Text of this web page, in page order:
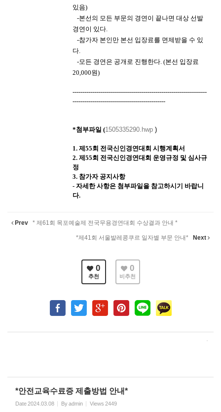
있음)
-본선의 모든 부문의 경연이 끝나면 대상 선발
경연이 있다.
-참가자 본인만 본선 입장료를 면제받을 수 있
다.
-모든 경연은 공개로 진행한다. (본선 입장료
20,000원)
--------------------------------------------------------------------
-----------------------------------------------
*첨부파일 (1505335290.hwp )
1. 제55회 전국신인경연대회 시행계획서
2. 제55회 전국신인경연대회 운영규정 및 심사규
정
3. 참가자 공지사항
- 자세한 사항은 첨부파일을 참고하시기 바랍니
다.
Prev * 제61회 목포예술제 전국무용경연대회 수상결과 안내 *
*제41회 서울발레콩쿠르 일자별 부문 안내* Next
0
추천
0
비추천
*안전교육수료증 제출방법 안내*
Date2024.03.08 Byadmin Views 2449